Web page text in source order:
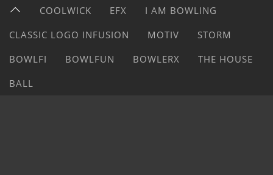
COOLWICK EFX
I AM BOWLING
CLASSIC LOGO INFUSION
MOTIV
STORM
BOWLFI
BOWLFUN BOWLERX
THE HOUSE
BALL